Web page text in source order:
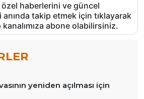
özel haberlerini ve güncel
anında takip etmek için tıklayarak
abone olabilirsiniz.
yeniden açılması için